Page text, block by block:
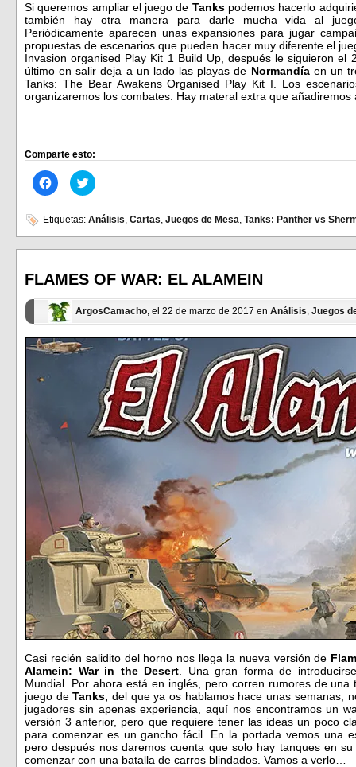
Si queremos ampliar el juego de Tankspodemos hacerlo
también hay otra manera para darle mucha vida al
Periódicamente aparecen unas expansiones para jugar
propuestas de escenarios que pueden hacer muy diferente el
Invasion organised Play Kit 1 Build Up, después le siguieron
último en salir deja a un lado las playas de Normandíaen un
Tanks: The Bear Awakens Organised Play Kit I. Los
organizaremos los combates. Hay materal extra que añadiremos
Comparte esto:
Haz
clic
en
Facebook
(Se
abre
ventana
nueva)
Haz
clic
en
(Se
abre
ventana
nueva)
Etiquetas: Análisis, Cartas, Juegos de Mesa, Tanks: Panther vs
FLAMES OF WAR: EL ALAMEIN
ArgosCamacho, el 22 de marzo de 2017 en Análisis, Juegos
Casi recién salidito del horno nos llega la nueva versión de
Alamein: War in the Desert . Una gran forma de
Mundial. Por ahora está en inglés, pero corren rumores de
juego deTanks, del que ya os hablamos hace unas semanas,
jugadores sin apenas experiencia, aquí nos encontramos un
versión 3 anterior, pero que requiere tener las ideas un poco
para comenzar es un gancho fácil. En la portada vemos una
pero después nos daremos cuenta que solo hay tanques en
comenzar con una batalla de carros blindados. Vamos a verlo…